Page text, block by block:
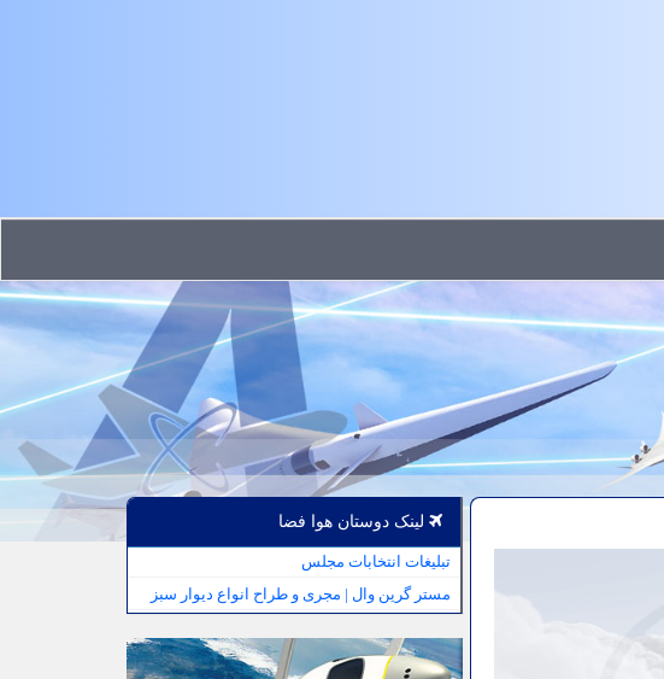
لینک دوستان هوا فضا
تبلیغات انتخابات مجلس
مستر گرین وال | مجری و طراح انواع دیوار سبز